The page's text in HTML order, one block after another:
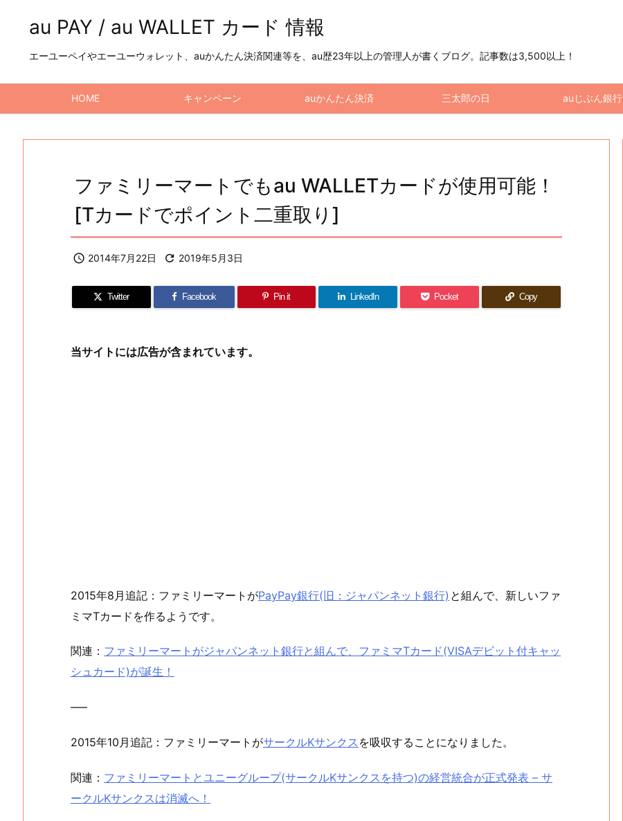
au PAY / au WALLET カード 情報
エーユーペイやエーユーウォレット、auかんたん決済関連等を、au歴23年以上の管理人が書くブログ。記事数は3,500以上！
HOME キャンペーン auかんたん決済 三太郎の日 auじぶん銀行
ファミリーマートでもau WALLETカードが使用可能！
[Tカードでポイント二重取り]
 2014年7月22日  2019年5月3日
Twitter Facebook Pin it LinkedIn Pocket Copy
当サイトには広告が含まれています。
2015年8月追記：ファミリーマートがPayPay銀行(旧：ジャパンネット銀行) と組んで、新しいファ
ミマTカードを作るようです。
関連： ファミリーマートがジャパンネット銀行と組んで、ファミマTカード(VISAデビット付キャッ
シュカード)が誕生！
—–
2015年10月追記：ファミリーマートがサークルKサンクス を吸収することになりました。
関連： ファミリーマートとユニーグループ(サークルKサンクスを持つ)の経営統合が正式発表 – サ
ークルKサンクスは消滅へ！